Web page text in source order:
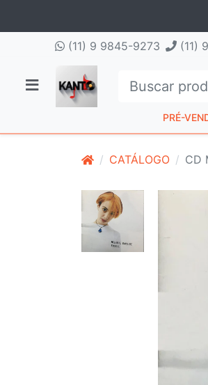
(11) 9 9845-9273 (11)
PRÉ-
CATÁLOGO CD